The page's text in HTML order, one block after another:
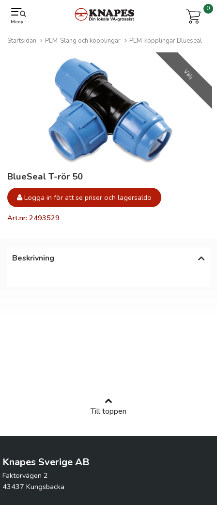
Meny
0
Startsidan PEM-Slang och kopplingar PEM-kopplingar Blueseal
Välj
BlueSeal T-rör 50
Logga in för att se priser och lagersaldo
Art.nr: 2493529
Beskrivning
Till toppen
Knapes Sverige AB
Faktorvägen 2
43437 Kungsbacka